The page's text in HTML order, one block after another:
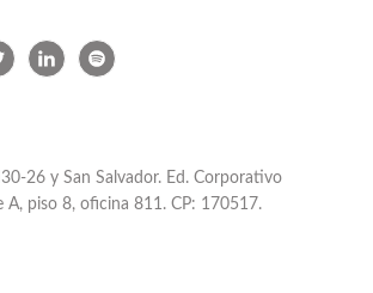
26 y San Salvador. Ed. Corporativo
A, piso 8, oficina 811. CP: 170517.